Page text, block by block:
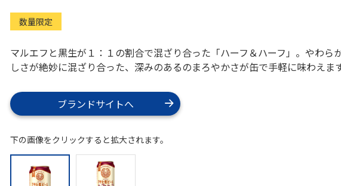
数量限定
マルエフと黒生が１：１の割合で混ざり合った「ハーフ＆ハーフ」。やわら
しさが絶妙に混ざり合った、深みのあるのまろやかさが缶で手軽に味わえます
ブランドサイトへ
下の画像をクリックすると拡大されます。